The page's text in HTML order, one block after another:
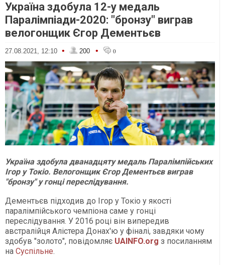
Україна здобула 12-у медаль
Паралімпіади-2020: "бронзу" виграв
велогонщик Єгор Дементьєв
27.08.2021, 12:10 • 200 • 0
Україна здобула дванадцяту медаль Паралімпійських
Ігор у Токіо. Велогонщик Єгор Дементьєв виграв
"бронзу" у гонці переслідування.
Дементьєв підходив до Ігор у Токіо у якості
паралімпійського чемпіона саме у гонці
переслідування. У 2016 році він випередив
австралійця Алістера Донах'ю у фіналі, завдяки чому
здобув "золото", повідомляє UAINFO.org з посиланням
на Суспільне.